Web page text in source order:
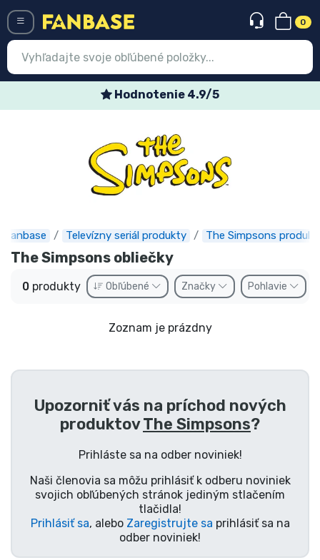
0
Hodnotenie 4.9/5
Fanbase Televízny seriál produkty The Simpsons
The Simpsons obliečky
0 produkty Obľúbené Značky Pohlavie
Zoznam je prázdny
Upozorniť vás na príchod nových
produktovThe Simpsons?
Prihláste sa na odber noviniek!
Naši členovia sa môžu prihlásiť k odberu noviniek
svojich obľúbených stránok jediným stlačením
tlačidla!
Prihlásiť sa, alebo Zaregistrujte sa prihlásiť sa na
odber noviniek!
Najnovšie
Expresná preprava
Predobjednávky
Outlet produkty
Preprava a platba
Zoradiť podľa série
Zoradiť podľa filmov
Zoradiť podľa karikatúry
Zoradiť podľa Anime
Zoradiť podľa hier